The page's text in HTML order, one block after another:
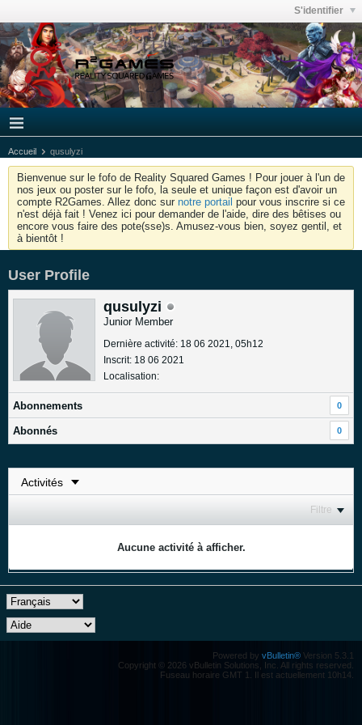
S'identifier
Accueil qusulyzi
Bienvenue sur le fofo de Reality Squared Games ! Pour jouer à l'un de
nos jeux ou poster sur le fofo, la seule et unique façon est d'avoir un
compte R2Games. Allez donc sur notre portail pour vous inscrire si ce
n'est déjà fait ! Venez ici pour demander de l'aide, dire des bêtises ou
encore vous faire des pote(sse)s. Amusez-vous bien, soyez gentil, et
à bientôt !
User Profile
qusulyzi
Junior Member
Dernière activité: 18 06 2021, 05h12
Inscrit: 18 06 2021
Localisation:
Abonnements 0
Abonnés 0
Filtre
Aucune activité à afficher.
Powered by vBulletin® Version 5.3.1
Copyright © 2026 vBulletin Solutions, Inc. All rights reserved.
Fuseau horaire GMT 1. Il est actuellement 10h14.